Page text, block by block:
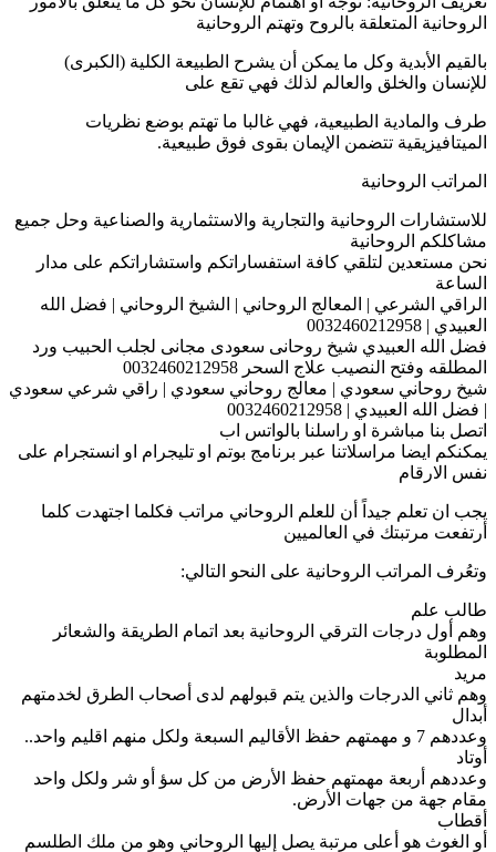
الروحانية المتعلقة بالروح وتهتم الروحانية
بالقيم الأبدية وكل ما يمكن أن يشرح الطبيعة الكلية (الكبرى)
للإنسان والخلق والعالم لذلك فهي تقع على
طرف والمادية الطبيعية، فهي غالبا ما تهتم بوضع نظريات
الميتافيزيقية تتضمن الإيمان بقوى فوق طبيعية.
المراتب الروحانية
للاستشارات الروحانية والتجارية والاستثمارية والصناعية وحل جميع
مشاكلكم الروحانية
نحن مستعدين لتلقي كافة استفساراتكم واستشاراتكم على مدار
الساعة
الراقي الشرعي | المعالج الروحاني | الشيخ الروحاني | فضل الله
العبيدي | 0032460212958
فضل الله العبيدي شيخ روحانى سعودى مجانى لجلب الحبيب ورد
المطلقه وفتح النصيب علاج السحر 0032460212958
شيخ روحاني سعودي | معالج روحاني سعودي | راقي شرعي سعودي
| فضل الله العبيدي | 0032460212958
اتصل بنا مباشرة او راسلنا بالواتس اب
يمكنكم ايضا مراسلاتنا عبر برنامج بوتم او تليجرام او انستجرام على
نفس الارقام
يجب ان تعلم جيداً أن للعلم الروحاني مراتب فكلما اجتهدت كلما
أرتفعت مرتبتك في العالميين
وتعُرف المراتب الروحانية على النحو التالي:
طالب علم
وهم أول درجات الترقي الروحانية بعد اتمام الطريقة والشعائر
المطلوبة
مريد
وهم ثاني الدرجات والذين يتم قبولهم لدى أصحاب الطرق لخدمتهم
أبدال
وعددهم 7 و مهمتهم حفظ الأقاليم السبعة ولكل منهم اقليم واحد..
أوتاد
وعددهم أربعة مهمتهم حفظ الأرض من كل سؤ أو شر ولكل واحد
مقام جهة من جهات الأرض.
أقطاب
أو الغوث هو أعلى مرتبة يصل إليها الروحاني وهو من ملك الطلسم